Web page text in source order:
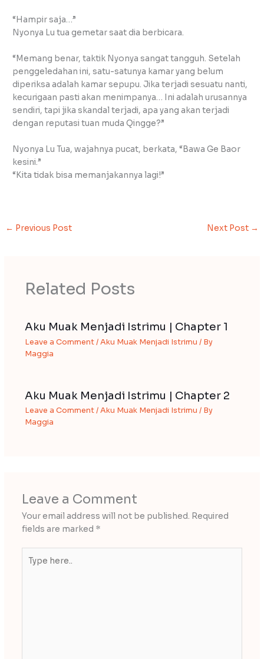
“Hampir saja…”
Nyonya Lu tua gemetar saat dia berbicara.
“Memang benar, taktik Nyonya sangat tangguh. Setelah
penggeledahan ini, satu-satunya kamar yang belum
diperiksa adalah kamar sepupu. Jika terjadi sesuatu nanti,
kecurigaan pasti akan menimpanya… Ini adalah urusannya
sendiri, tapi jika skandal terjadi, apa yang akan terjadi
dengan reputasi tuan muda Qingge?”
Nyonya Lu Tua, wajahnya pucat, berkata, “Bawa Ge Baor
kesini.”
“Kita tidak bisa memanjakannya lagi!”
← Previous Post Next Post →
Related Posts
Aku Muak Menjadi Istrimu | Chapter 1
Leave a Comment /Aku Muak Menjadi Istrimu / By
Maggia
Aku Muak Menjadi Istrimu | Chapter 2
Leave a Comment /Aku Muak Menjadi Istrimu / By
Maggia
Leave a Comment
Your email address will not be published. Required
fields are marked *
here..